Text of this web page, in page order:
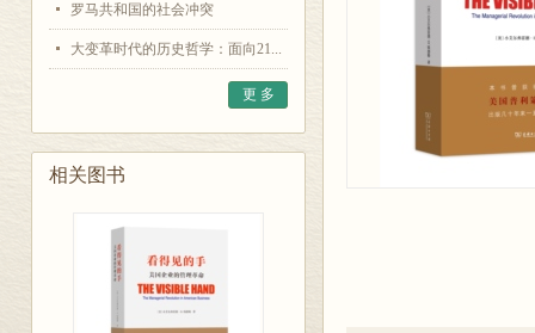
罗马共和国的社会冲突
大变革时代的历史哲学：面向21...
更 多
相关图书